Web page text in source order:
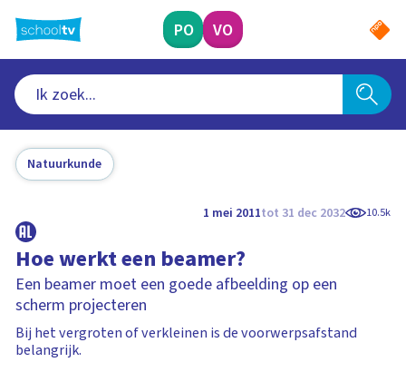
naar
hoofdinhoud
PO VO
Natuurkunde
1 mei 2011tot 31 dec 2032 10.5k
Hoe werkt een beamer?
Een beamer moet een goede afbeelding op een
scherm projecteren
Bij het vergroten of verkleinen is de voorwerpsafstand
belangrijk.